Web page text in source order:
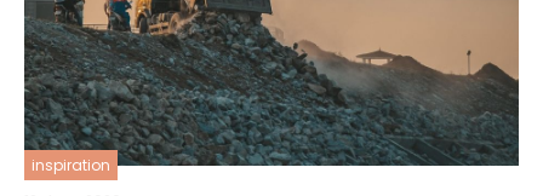
inspiration